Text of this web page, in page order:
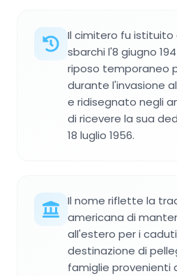
Il cimitero fu istituito
sbarchi l'8 giugno
riposo temporaneo
durante l'invasione
e ridisegnato negli
di ricevere la sua
18 luglio 1956.
Il nome riflette la
americana di
all'estero per i
destinazione di
famiglie provenienti